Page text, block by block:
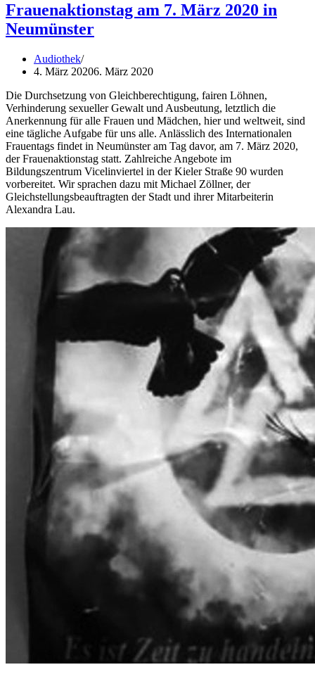
Frauenaktionstag am 7. März 2020 in
Neumünster
Audiothek
4. März 20206. März 2020
Die Durchsetzung von Gleichberechtigung, fairen Löhnen,
Verhinderung sexueller Gewalt und Ausbeutung, letztlich die
Anerkennung für alle Frauen und Mädchen, hier und weltweit, sind
eine tägliche Aufgabe für uns alle. Anlässlich des Internationalen
Frauentags findet in Neumünster am Tag davor, am 7. März 2020,
der Frauenaktionstag statt. Zahlreiche Angebote im
Bildungszentrum Vicelinviertel in der Kieler Straße 90 wurden
vorbereitet. Wir sprachen dazu mit Michael Zöllner, der
Gleichstellungsbeauftragten der Stadt und ihrer Mitarbeiterin
Alexandra Lau.